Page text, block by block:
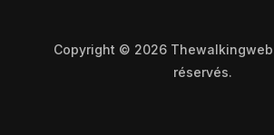
Copyright © 2026
réservés.